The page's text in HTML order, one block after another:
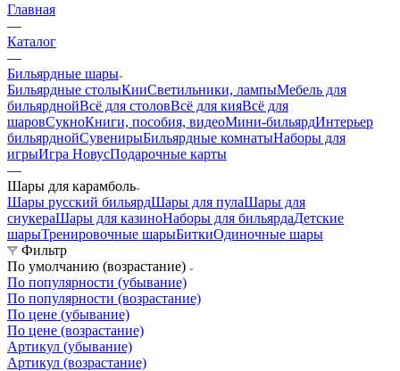
Главная
—
Каталог
—
Бильярдные шары
Бильярдные столыКииСветильники, лампыМебель для
бильярднойВсё для столовВсё для кияВсё для
шаровСукноКниги, пособия, видеоМини-бильярдИнтерьер
бильярднойСувенирыБильярдные комнатыНаборы для
игрыИгра НовусПодарочные карты
—
Шары для карамболь
Шары русский бильярдШары для пулаШары для
снукераШары для казиноНаборы для бильярдаДетские
шарыТренировочные шарыБиткиОдиночные шары
Фильтр
По умолчанию (возрастание)
По популярности (убывание)
По популярности (возрастание)
По цене (убывание)
По цене (возрастание)
Артикул (убывание)
Артикул (возрастание)